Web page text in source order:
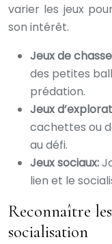
varier les jeux
son intérêt.
Jeux de
des petites
prédation.
Jeux
cachettes ou
au défi.
Jeux sociaux:
lien et le
Reconnaître
socialisation